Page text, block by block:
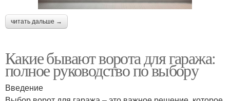
читать дальше →
Какие бывают ворота для гаража:
полное руководство по выбору
Введение